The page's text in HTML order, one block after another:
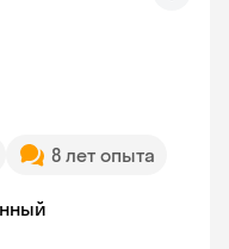
8 лет опыта